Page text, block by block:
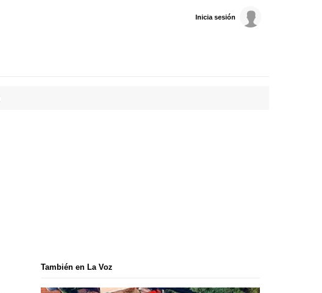
Inicia sesión
También en La Voz